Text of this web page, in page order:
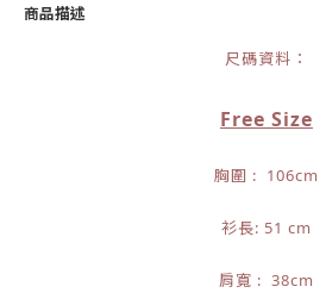
商品描述
尺碼資料：
Free Size
胸圍 : 106cm
衫長: 51 cm
肩寬 : 38cm